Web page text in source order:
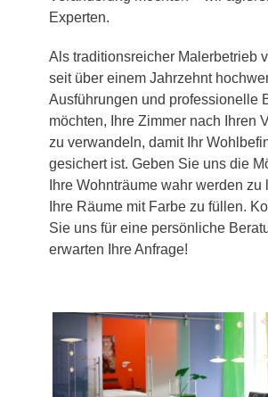
Experten.
Als traditionsreicher Malerbetrieb
seit über einem Jahrzehnt
Ausführungen und professionelle
möchten, Ihre Zimmer nach Ihren
zu verwandeln, damit Ihr
gesichert ist. Geben Sie uns die
Ihre Wohnträume wahr werden zu
Ihre Räume mit Farbe zu füllen.
Sie uns für eine persönliche
erwarten Ihre Anfrage!